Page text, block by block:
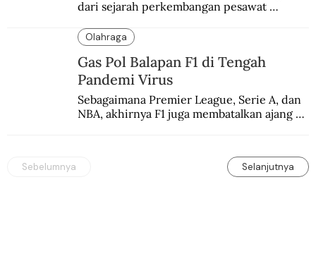
dari sejarah perkembangan pesawat
Olahraga
Gas Pol Balapan F1 di Tengah
Pandemi Virus
Sebagaimana Premier League, Serie A, dan
NBA, akhirnya F1 juga membatalkan ajang
Sebelumnya Selanjutnya